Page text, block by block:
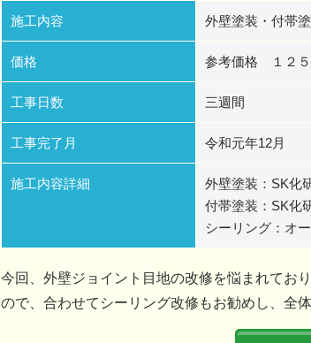
施工内容 外壁塗装・付帯
価格 参考価格 １２５
工事日数 三週間
工事完了月 令和元年12月
施工内容詳細
外壁塗装：SK
付帯塗装：SK化
シーリング：オ
今回、外壁ジョイント目地の改修を悩まれてお
ので、合わせてシーリング改修もお勧めし、全